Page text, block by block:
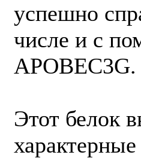
успешно
числе и с
APOBEC3G.
Этот белок